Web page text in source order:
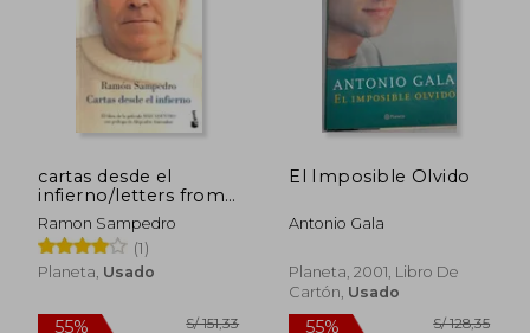
S/
cartas desde el
infierno/letters from
hell
Ramon Sampedro
(1)
Planeta, Usado
El Imposible Olvido
Antonio Gala
Planeta, 2001, Libro De
Cartón, Usado